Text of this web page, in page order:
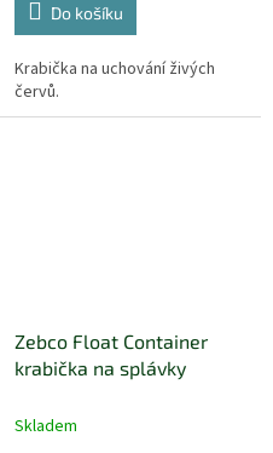
Do košíku
Krabička na uchování živých
červů.
Zebco Float Container
krabička na splávky
Skladem